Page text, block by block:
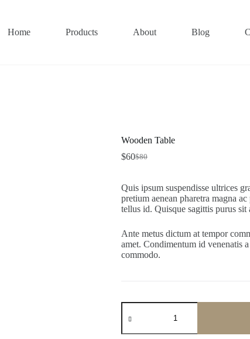
Home Products About Blog
Wooden Table
$80
El
original
era:
$80.
$60El
actual
es:
$60.
Quis ipsum suspendisse ultrices
pretium aenean pharetra magna
tellus id. Quisque sagittis purus
Ante metus dictum at tempor
amet. Condimentum id venenatis
commodo.
Wooden
Table